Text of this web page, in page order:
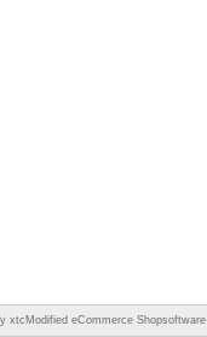
xtcModified eCommerce Shopsoftware